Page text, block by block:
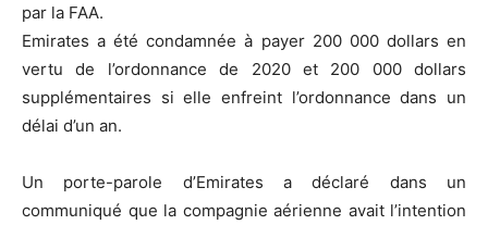
par la FAA.
Emirates a été condamnée à payer 200 000 dollars en
vertu de l’ordonnance de 2020 et 200 000 dollars
supplémentaires si elle enfreint l’ordonnance dans un
délai d’un an.
Un porte-parole d’Emirates a déclaré dans un
communiqué que la compagnie aérienne avait l’intention